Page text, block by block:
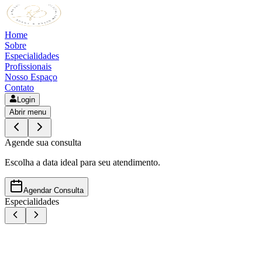
Especialidades
Profissionais
Nosso Espaço
Contato
Login
Abrir menu
Agende sua consulta
Escolha a data ideal para seu atendimento.
Agendar Consulta
Especialidades